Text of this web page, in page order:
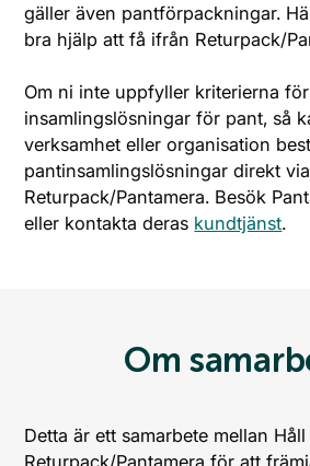
gäller även pantförpackningar.
bra hjälp att få ifrån Returpack/
Om ni inte uppfyller kriterierna
insamlingslösningar för pant, så
verksamhet eller organisation
pantinsamlingslösningar direkt via
Returpack/Pantamera. Besök
eller kontakta deras kundtjänst.
Om
Detta är ett samarbete mellan